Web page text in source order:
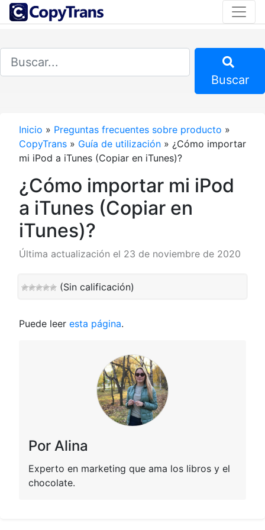
Buscar
Inicio » Preguntas frecuentes sobre producto »
CopyTrans » Guía de utilización » ¿Cómo importar
mi iPod a iTunes (Copiar en iTunes)?
¿Cómo importar mi iPod
a iTunes (Copiar en
iTunes)?
Última actualización el 23 de noviembre de 2020
(Sin calificación)
Puede leer esta página.
Por Alina
Experto en marketing que ama los libros y el
chocolate.